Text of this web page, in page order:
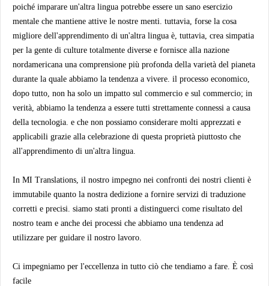
poiché imparare un'altra lingua potrebbe essere un sano esercizio
mentale che mantiene attive le nostre menti. tuttavia, forse la cosa
migliore dell'apprendimento di un'altra lingua è, tuttavia, crea simpatia
per la gente di culture totalmente diverse e fornisce alla nazione
nordamericana una comprensione più profonda della varietà del pianeta
durante la quale abbiamo la tendenza a vivere. il processo economico,
dopo tutto, non ha solo un impatto sul commercio e sul commercio; in
verità, abbiamo la tendenza a essere tutti strettamente connessi a causa
della tecnologia. e che non possiamo considerare molti apprezzati e
applicabili grazie alla celebrazione di questa proprietà piuttosto che
all'apprendimento di un'altra lingua.
In MI Translations, il nostro impegno nei confronti dei nostri clienti è
immutabile quanto la nostra dedizione a fornire servizi di traduzione
corretti e precisi. siamo stati pronti a distinguerci come risultato del
nostro team e anche dei processi che abbiamo una tendenza ad
utilizzare per guidare il nostro lavoro.
Ci impegniamo per l'eccellenza in tutto ciò che tendiamo a fare. È così
facile